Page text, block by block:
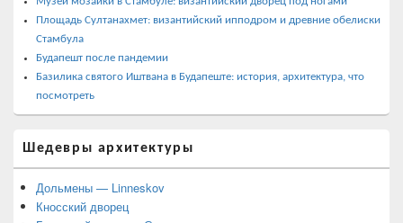
Площадь Султанахмет: византийский ипподром и древние обелиски
Стамбула
Будапешт после пандемии
Базилика святого Иштвана в Будапеште: история, архитектура, что
посмотреть
Шедевры архитектуры
Дольмены — Linneskov
Кносский дворец